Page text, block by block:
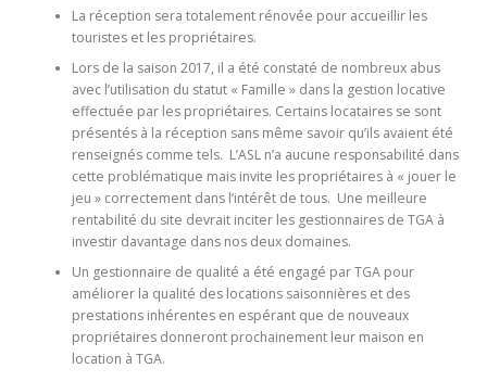
La réception sera totalement rénovée pour accueillir les
touristes et les propriétaires.
Lors de la saison 2017, il a été constaté de nombreux abus
avec l’utilisation du statut « Famille » dans la gestion locative
effectuée par les propriétaires. Certains locataires se sont
présentés à la réception sans même savoir qu’ils avaient été
renseignés comme tels. L’ASL n’a aucune responsabilité dans
cette problématique mais invite les propriétaires à « jouer le
jeu » correctement dans l’intérêt de tous. Une meilleure
rentabilité du site devrait inciter les gestionnaires de TGA à
investir davantage dans nos deux domaines.
Un gestionnaire de qualité a été engagé par TGA pour
améliorer la qualité des locations saisonnières et des
prestations inhérentes en espérant que de nouveaux
propriétaires donneront prochainement leur maison en
location à TGA.